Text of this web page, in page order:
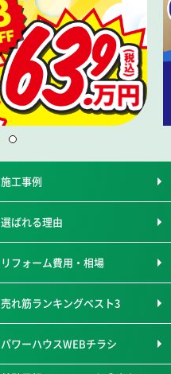
施工事例
選ばれる理由
リフォーム費用・相場
売れ筋ランキングベスト3
パワーハウスWEBチラシ